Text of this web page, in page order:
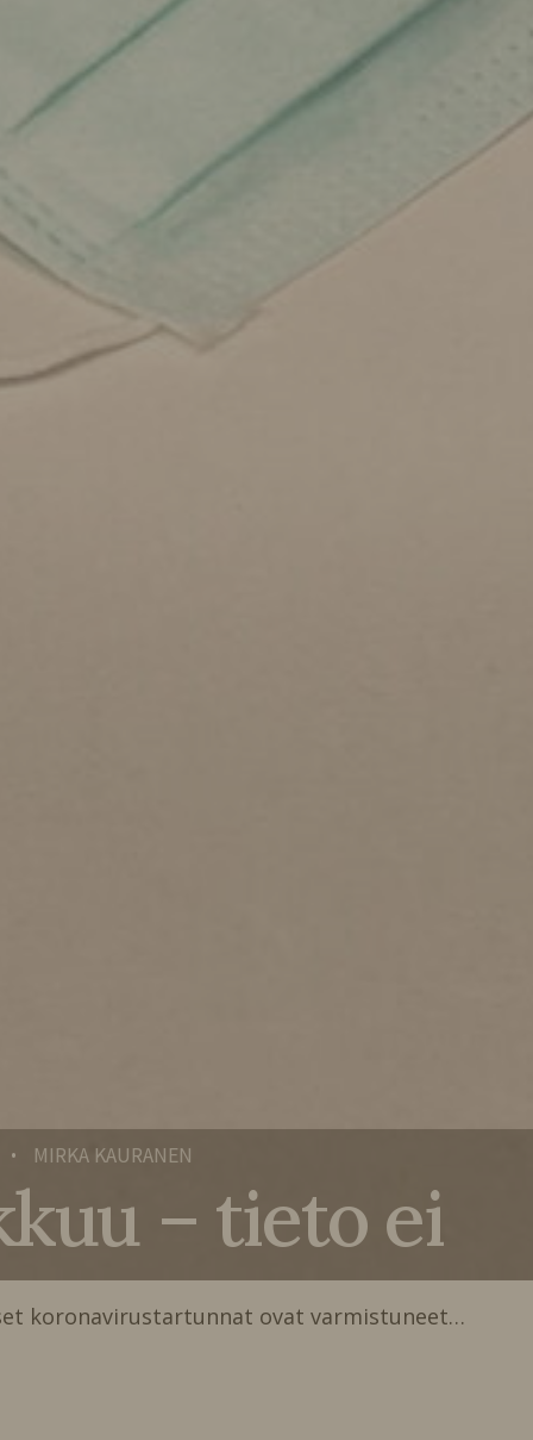
• MIRKA KAURANEN
– tieto ei
koronavirustartunnat ovat varmistuneet…